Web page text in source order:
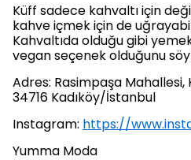
Küff sadece kahvaltı için
kahve içmek için de
Kahvaltıda olduğu gibi
vegan seçenek olduğunu
Adres: Rasimpaşa
34716 Kadıköy/İstanbul
Instagram: https://
Yumma Moda